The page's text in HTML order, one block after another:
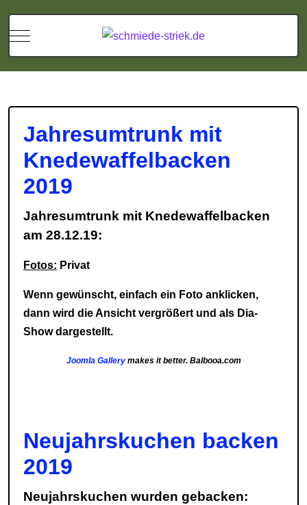
Mobile Menu Toggle
Jahresumtrunk mit
Knedewaffelbacken
2019
Jahresumtrunk mit Knedewaffelbacken
am 28.12.19:
Fotos: Privat
Wenn gewünscht, einfach ein Foto anklicken,
dann wird die Ansicht vergrößert und als Dia-
Show dargestellt.
Joomla Gallerymakes it better. Balbooa.com
Neujahrskuchen backen
2019
Neujahrskuchen wurden gebacken: